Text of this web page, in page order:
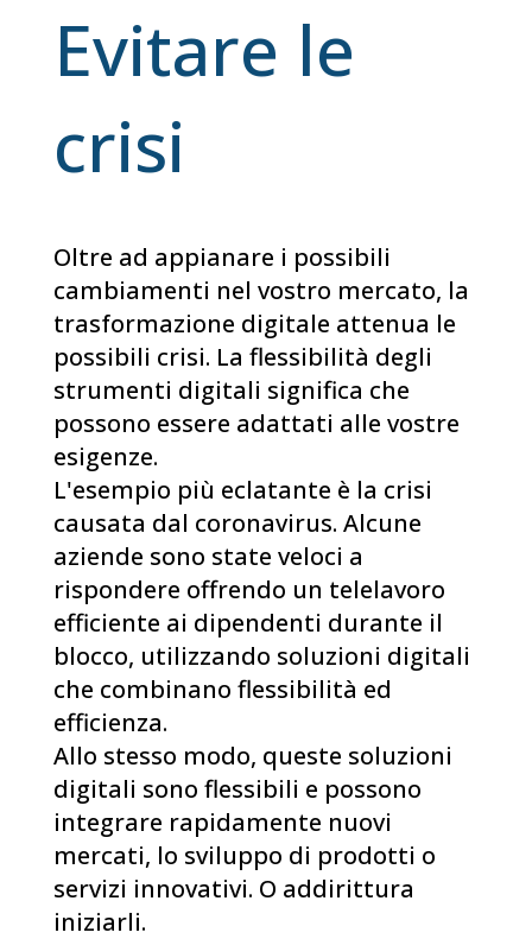
Evitare le
crisi
Oltre ad appianare i possibili
cambiamenti nel vostro mercato, la
trasformazione digitale attenua le
possibili crisi. La flessibilità degli
strumenti digitali significa che
possono essere adattati alle vostre
esigenze.
L'esempio più eclatante è la crisi
causata dal coronavirus. Alcune
aziende sono state veloci a
rispondere offrendo un telelavoro
efficiente ai dipendenti durante il
blocco, utilizzando soluzioni digitali
che combinano flessibilità ed
efficienza.
Allo stesso modo, queste soluzioni
digitali sono flessibili e possono
integrare rapidamente nuovi
mercati, lo sviluppo di prodotti o
servizi innovativi. O addirittura
iniziarli.